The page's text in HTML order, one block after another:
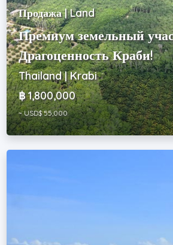
Продажа | Land
Премиум земельный
Драгоценность Краби!
Thailand | Krabi
฿ 1,800,000
~ USD$ 55,000